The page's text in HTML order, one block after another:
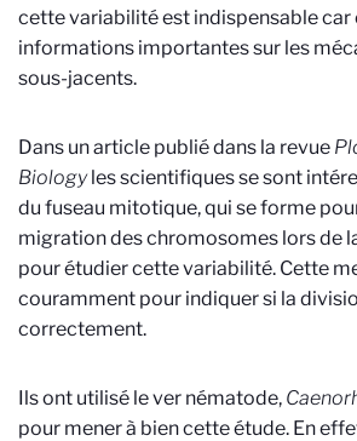
cette variabilité est indispensable car
informations importantes sur les
sous-jacents.
Dans un article publié dans la revue
Biologyles scientifiques se sont
du fuseau mitotique, qui se forme
migration des chromosomes lors de
pour étudier cette variabilité. Cette
couramment pour indiquer si la
correctement.
Ils ont utilisé le ver nématode,
pour mener à bien cette étude. En